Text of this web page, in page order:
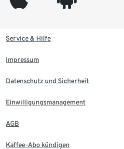
Service & Hilfe
Impressum
Datenschutz und Sicherheit
Einwilligungsmanagement
AGB
Kaffee-Abo kündigen